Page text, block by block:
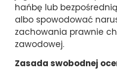
hańbę lub
albo spowodować
zachowania prawnie
zawodowej.
Zasada swobodnej